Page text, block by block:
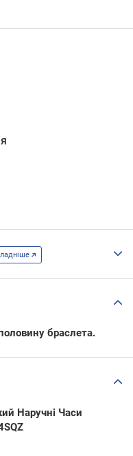
браслета.
Наручні Часи